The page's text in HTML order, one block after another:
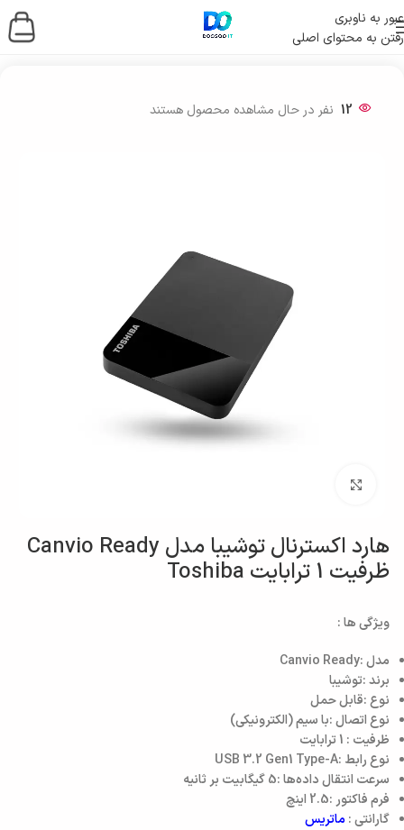
عبور به ناوبری
رفتن به محتوای اصلی
خانه/ ذخیره ساز اطلاعات
12 نفر در حال مشاهده محصول هستند
هارد اکسترنال توشیبا مدل Canvio Ready
ظرفیت 1 ترابایت Toshiba
ویژگی ها :
مدل :Canvio Ready
برند :توشیبا
نوع :قابل حمل
نوع اتصال :با سیم (الکترونیکی)
ظرفیت : 1 ترابایت
نوع رابط :USB 3.2 Gen1 Type-A
سرعت انتقال داده‌ها :5 گیگابیت بر ثانیه
فرم فاکتور :2.5 اینچ
گارانتی :ماتریس